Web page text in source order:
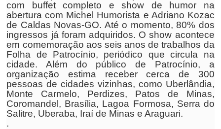
com buffet completo e show de humor na
abertura com Michel Humorista e Adriano Kozac
de Caldas Novas-GO. Até o momento, 80% dos
ingressos já foram adquiridos. O show acontece
em comemoração aos seis anos de trabalhos da
Folha de Patrocínio, periódico que circula na
cidade. Além do público de Patrocínio, a
organização estima receber cerca de 300
pessoas de cidades vizinhas, como Uberlândia,
Monte Carmelo, Perdizes, Patos de Minas,
Coromandel, Brasília, Lagoa Formosa, Serra do
Salitre, Uberaba, Iraí de Minas e Araguari.
.